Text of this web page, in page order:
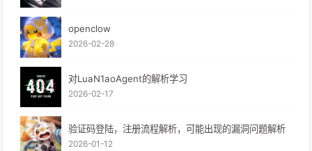
openclow
2026-02-28
对LuaN1aoAgent的解析学习
2026-02-17
验证码登陆，注册流程解析，可能出现的漏洞问题解析
2026-01-12